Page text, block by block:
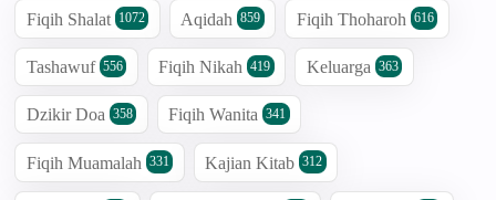
Fiqih Shalat 1072 Aqidah 859 Fiqih Thoharoh 616
Tashawuf 556 Fiqih Nikah 419 Keluarga 363
Dzikir Doa 358 Fiqih Wanita 341
Fiqih Muamalah 331 Kajian Kitab 312